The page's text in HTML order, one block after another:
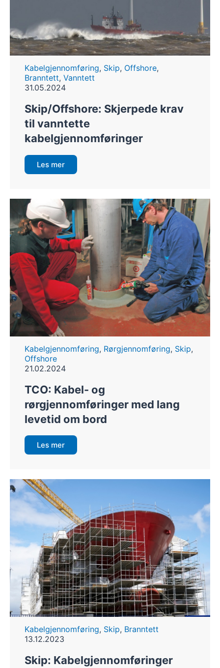
Kabelgjennomføring, Skip, Offshore,
Branntett, Vanntett
31.05.2024
Skip/Offshore: Skjerpede krav
til vanntette
kabelgjennomføringer
Les mer
Kabelgjennomføring, Rørgjennomføring, Skip,
Offshore
21.02.2024
TCO: Kabel- og
rørgjennomføringer med lang
levetid om bord
Les mer
Kabelgjennomføring, Skip, Branntett
13.12.2023
Skip: Kabelgjennomføringer